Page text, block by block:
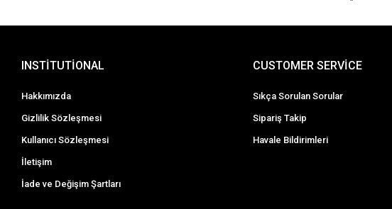
INSTİTUTİONAL
Hakkımızda
Gizlilik Sözleşmesi
Kullanıcı Sözleşmesi
İletişim
İade ve Değişim Şartları
CUSTOMER SERVİCE
Sıkça Sorulan Sorular
Sipariş Takip
Havale Bildirimleri